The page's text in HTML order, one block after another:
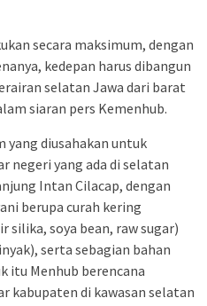
secara maksimum, dengan
kedepan harus dibangun
selatan Jawa dari barat
siaran pers Kemenhub.
yang diusahakan untuk
negeri yang ada di selatan
Intan Cilacap, dengan
berupa curah kering
silika, soya bean, raw sugar)
serta sebagian bahan
itu Menhub berencana
kabupaten di kawasan selatan